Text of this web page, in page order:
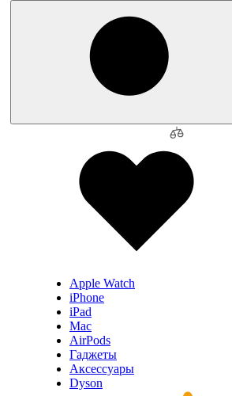
Apple Watch
iPhone
iPad
Mac
AirPods
Гаджеты
Аксессуары
Dyson